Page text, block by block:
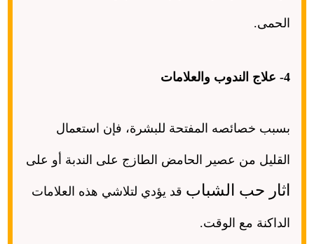
الحمى.
4- علاج الندوب والعلامات
بسبب خصائصه المفتحة للبشرة، فإن استعمال
القليل من عصير الحامض الطازج على الندبة أو على
اثار حب الشباب قد يؤدي لتلاشي هذه العلامات
الداكنة مع الوقت.